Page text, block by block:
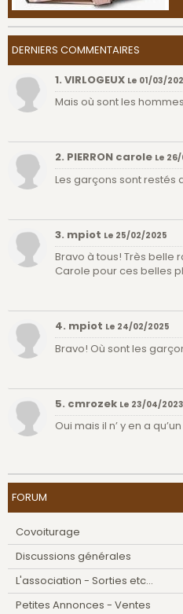
DERNIERS COMMENTAIRES
1. VIRLOGEUX Le 01/03/
Mais où sont les
2. PIERRON carole Le
Les garçons sont restés
3. mpiot Le 25/02/2025
Bravo à tous! Très belle
Carole pour ces belles
4. mpiot Le 24/02/2025
Bravo! Où sont les
5. cmrozek Le 23/04/2023
Oui mais il n’ y en a
FORUM
Covoiturage
Discussions générales
L'association - Sorties etc...
Petites Annonces - Ventes